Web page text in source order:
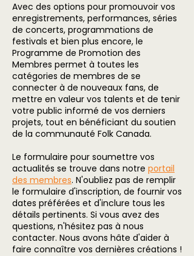
Avec des options pour promouvoir vos
enregistrements, performances, séries
de concerts, programmations de
festivals et bien plus encore, le
Programme de Promotion des
Membres permet à toutes les
catégories de membres de se
connecter à de nouveaux fans, de
mettre en valeur vos talents et de tenir
votre public informé de vos derniers
projets, tout en bénéficiant du soutien
de la communauté Folk Canada.
Le formulaire pour soumettre vos
actualités se trouve dans notre portail
des membres. N'oubliez pas de remplir
le formulaire d'inscription, de fournir vos
dates préférées et d'inclure tous les
détails pertinents. Si vous avez des
questions, n'hésitez pas à nous
contacter. Nous avons hâte d'aider à
faire connaître vos dernières créations !